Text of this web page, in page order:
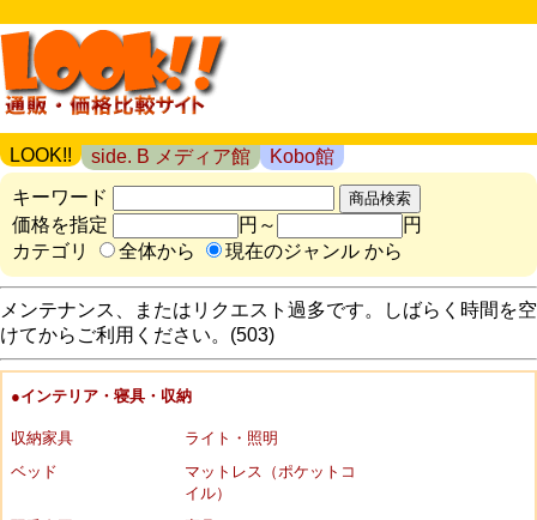
LOOK!! side. B メディア館
Kobo館
キーワード
価格を指定
円～
円
カテゴリ
全体から 現在のジャンル から
メンテナンス、またはリクエスト過多です。しばらく時間を空
けてからご利用ください。(503)
●インテリア・寝具・収納
収納家具
ライト・照明
ベッド
マットレス（ポケットコ
イル）